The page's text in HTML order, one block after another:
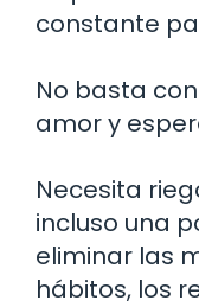
constante
No basta
amor y
Necesita
incluso una
eliminar las
hábitos, los